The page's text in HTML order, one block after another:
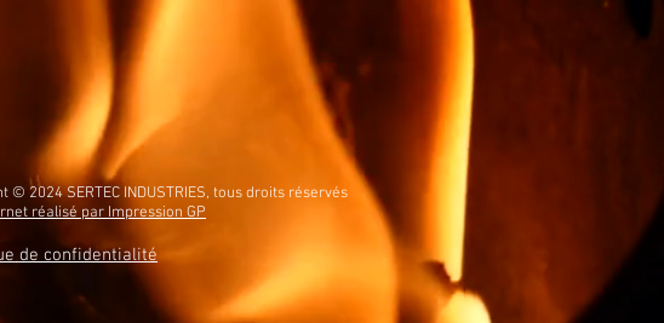
© 2024 SERTEC INDUSTRIES, tous droits réservés
réalisé par Impression GP
de confidentialité